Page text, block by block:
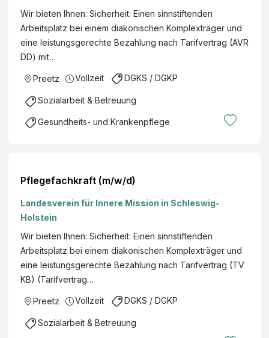
Wir bieten Ihnen: Sicherheit: Einen sinnstiftenden
Arbeitsplatz bei einem diakonischen Komplexträger und
eine leistungsgerechte Bezahlung nach Tarifvertrag (AVR
DD) mit…
Preetz Vollzeit DGKS / DGKP
Sozialarbeit & Betreuung
Gesundheits- und Krankenpflege
Pflegefachkraft (m/w/d)
Landesverein für Innere Mission in Schleswig-
Holstein
Wir bieten Ihnen: Sicherheit: Einen sinnstiftenden
Arbeitsplatz bei einem diakonischen Komplexträger und
eine leistungsgerechte Bezahlung nach Tarifvertrag (TV
KB) (Tarifvertrag…
Preetz Vollzeit DGKS / DGKP
Sozialarbeit & Betreuung